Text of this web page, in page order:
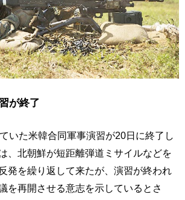
が終了
いた米韓合同軍事演習が20日に終了し
、北朝鮮が短距離弾道ミサイルなどを
発を繰り返して来たが、演習が終われ
を再開させる意志を示しているとさ